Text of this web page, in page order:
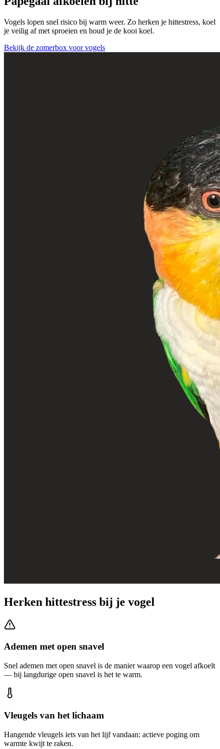
Vogels lopen snel risico bij warm weer. Zo herken je hittestress, koel
je veilig af met sproeien en houd je de kooi koel.
Bekijk de zomerbox voor vogels
Herken hittestress bij je vogel
Ademen met open snavel
Snel ademen met open snavel is de manier waarop een vogel afkoelt
— bij langdurige open snavel is het te warm.
Vleugels van het lichaam
Hangende vleugels iets van het lijf vandaan: actieve poging om
warmte kwijt te raken.